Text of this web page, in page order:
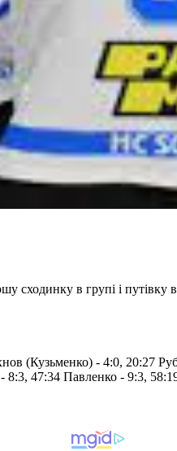
сходинку в групі і путівку
(Кузьменко) - 4:0, 20:27
47:34 Павленко - 9:3,